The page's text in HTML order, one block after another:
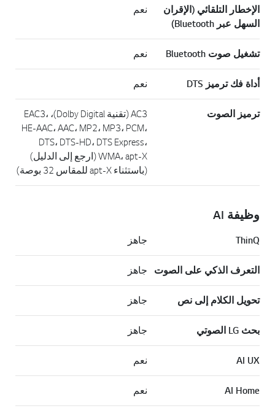
الإخطار التلقائي (الإقران
السهل عبر Bluetooth)
نعم
تشغيل صوت Bluetooth نعم
أداة فك ترميز DTS نعم
ترميز الصوت
AC3 (تقنية Dolby Digital)، EAC3،
HE-AAC، AAC، MP2، MP3، PCM،
DTS، DTS-HD، DTS Express،
WMA، apt-X (ارجع إلى الدليل)
(باستثناء apt-X للمقاس 32 بوصة)
وظيفة AI
ThinQ جاهز
التعرف الذكي على الصوت جاهز
تحويل الكلام إلى نص جاهز
بحث LG الصوتي جاهز
AI UX نعم
AI Home نعم